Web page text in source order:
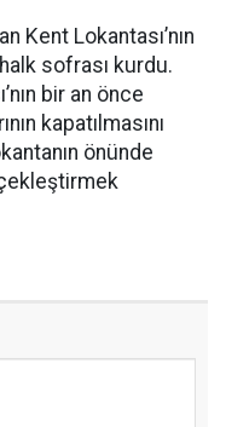
Kent Lokantası’nın
sofrası kurdu.
bir an önce
kapatılmasını
önünde